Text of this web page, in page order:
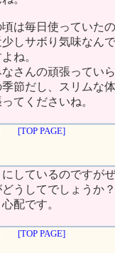
は毎日使っていた
しサボり気味なんで
ね。
さんの頑張ってい
節だし、スリムな
てくださいね。
[TOP PAGE]
しているのですが
うしてでしょうか
配です。
[TOP PAGE]